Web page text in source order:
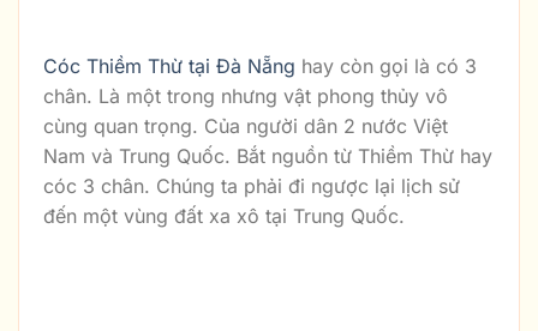
Cóc Thiềm Thừ tại Đà Nẵng hay còn gọi là có 3
chân. Là một trong nhưng vật phong thủy vô
cùng quan trọng. Của người dân 2 nước Việt
Nam và Trung Quốc. Bắt nguồn từ Thiềm Thừ hay
cóc 3 chân. Chúng ta phải đi ngược lại lịch sử
đến một vùng đất xa xô tại Trung Quốc.